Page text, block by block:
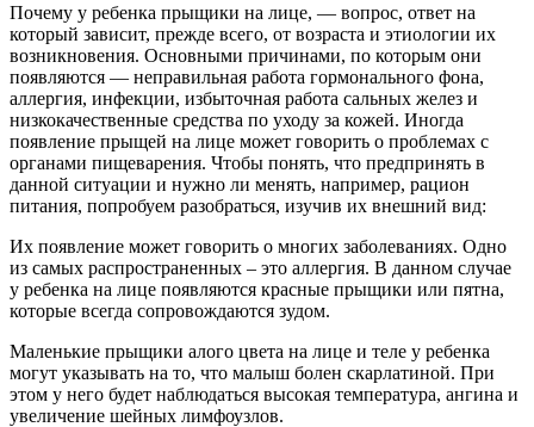
Почему у ребенка прыщики на лице, — вопрос, ответ на
который зависит, прежде всего, от возраста и этиологии их
возникновения. Основными причинами, по которым они
появляются — неправильная работа гормонального фона,
аллергия, инфекции, избыточная работа сальных желез и
низкокачественные средства по уходу за кожей. Иногда
появление прыщей на лице может говорить о проблемах с
органами пищеварения. Чтобы понять, что предпринять в
данной ситуации и нужно ли менять, например, рацион
питания, попробуем разобраться, изучив их внешний вид:
Их появление может говорить о многих заболеваниях. Одно
из самых распространенных – это аллергия. В данном случае
у ребенка на лице появляются красные прыщики или пятна,
которые всегда сопровождаются зудом.
Маленькие прыщики алого цвета на лице и теле у ребенка
могут указывать на то, что малыш болен скарлатиной. При
этом у него будет наблюдаться высокая температура, ангина и
увеличение шейных лимфоузлов.